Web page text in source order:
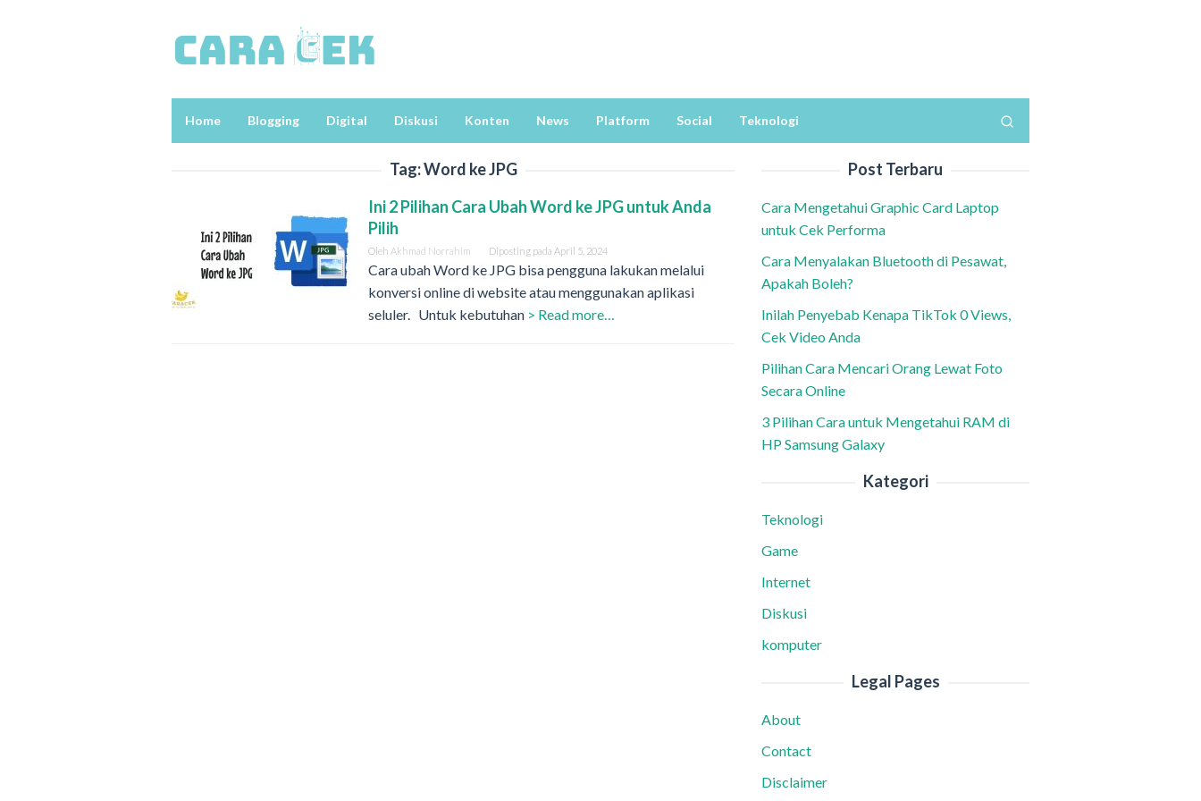
Home Blogging Digital Diskusi Konten News Platform Social Teknologi
Tag:Word ke JPG
Ini 2 Pilihan Cara Ubah Word ke JPG untuk Anda
Pilih
Oleh Akhmad Norrahim Diposting pada April 5, 2024
Cara ubah Word ke JPG bisa pengguna lakukan melalui
konversi online di website atau menggunakan aplikasi
seluler. Untuk kebutuhan > Read more…
Post Terbaru
Cara Mengetahui Graphic Card Laptop
untuk Cek Performa
Cara Menyalakan Bluetooth di Pesawat,
Apakah Boleh?
Inilah Penyebab Kenapa TikTok 0 Views,
Cek Video Anda
Pilihan Cara Mencari Orang Lewat Foto
Secara Online
3 Pilihan Cara untuk Mengetahui RAM di
HP Samsung Galaxy
Kategori
Teknologi
Game
Internet
Diskusi
komputer
Legal Pages
About
Contact
Disclaimer